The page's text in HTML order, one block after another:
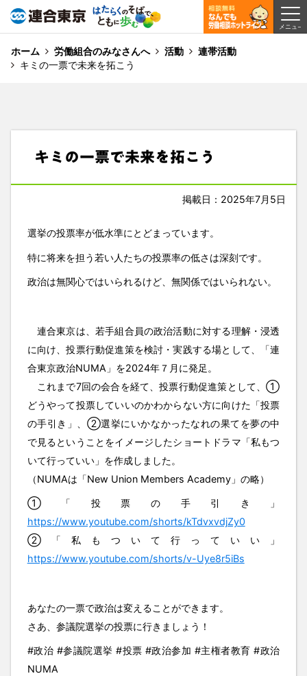
ホーム 労働組合のみなさんへ 活動
連帯活動
キミの一票で未来を拓こう
キミの一票で未来を拓こう
掲載日：2025年7月5日
選挙の投票率が低水準にとどまっています。
特に将来を担う若い人たちの投票率の低さは深刻です。
政治は無関心ではいられるけど、無関係ではいられない。
連合東京は、若手組合員の政治活動に対する理解・浸透
に向け、投票行動促進策を検討・実践する場として、「連
合東京政治NUMA」を2024年７月に発足。
これまで7回の会合を経て、投票行動促進策として、①
どうやって投票していいのかわからない方に向けた「投票
の手引き」、②選挙にいかなかったなれの果てを夢の中
で見るということをイメージしたショートドラマ「私もつ
いて行っていい」を作成しました。
（NUMAは「New Union Members Academy」の略）
①「投票の手引き」
https://www.youtube.com/shorts/kTdvxvdjZy0
②「私もついて行っていい」
https://www.youtube.com/shorts/v-Uye8r5iBs
あなたの一票で政治は変えることができます。
さあ、参議院選挙の投票に行きましょう！
#政治 #参議院選挙 #投票 #政治参加 #主権者教育 #政治
NUMA